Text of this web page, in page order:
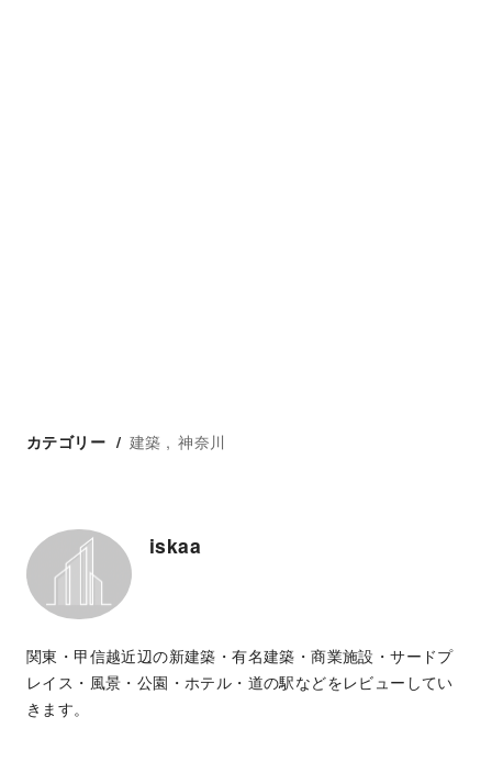
カテゴリー 建築 神奈川
iskaa
関東・甲信越近辺の新建築・有名建築・商業施設・サードプ
レイス・風景・公園・ホテル・道の駅などをレビューしてい
きます。